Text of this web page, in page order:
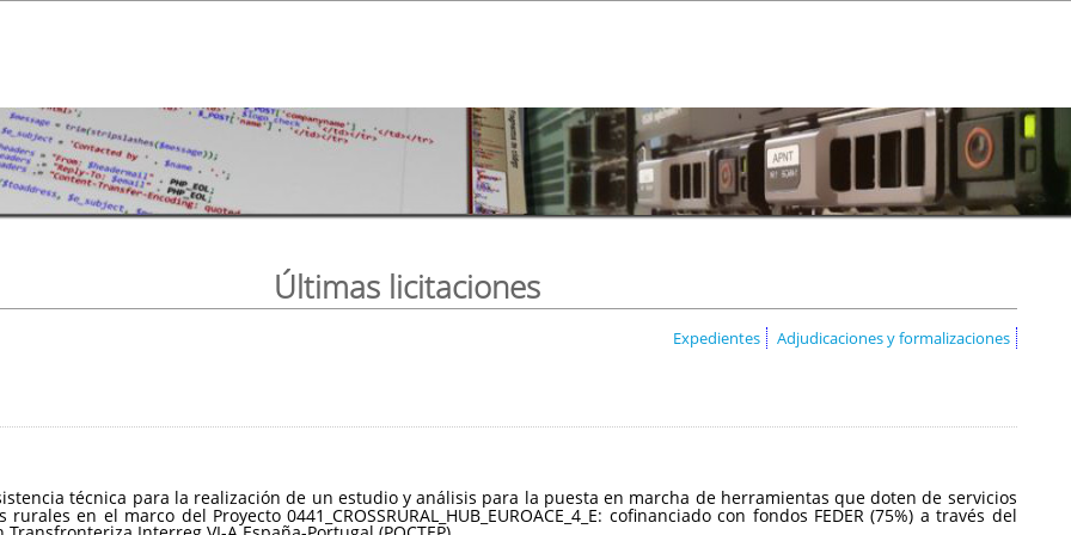
Últimas licitaciones
Expedientes Adjudicaciones y formalizaciones
técnica para la realización de un estudio y análisis para la puesta en marcha de herramientas que doten de servicios
en el marco del Proyecto 0441_CROSSRURAL_HUB_EUROACE_4_E: cofinanciado con fondos FEDER (75%) a través del